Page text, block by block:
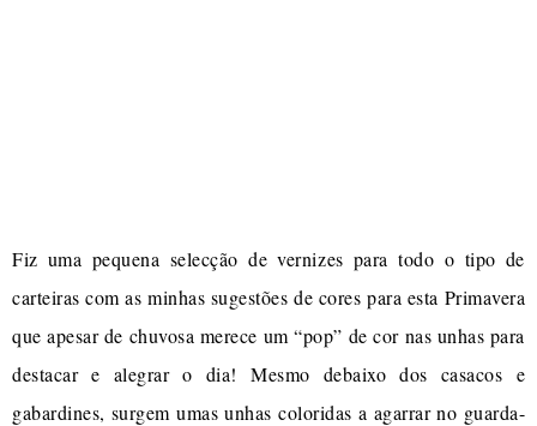
Fiz uma pequena selecção de vernizes para todo o tipo de
carteiras com as minhas sugestões de cores para esta Primavera
que apesar de chuvosa merece um “pop” de cor nas unhas para
destacar e alegrar o dia! Mesmo debaixo dos casacos e
gabardines, surgem umas unhas coloridas a agarrar no guarda-